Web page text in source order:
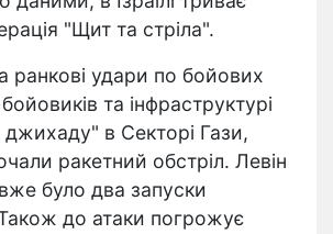
"Щит та стріла".
ранкові удари по бойових
та інфраструктурі
джихаду" в Секторі Гази,
ракетний обстріл. Левін
було два запуски
до атаки погрожує